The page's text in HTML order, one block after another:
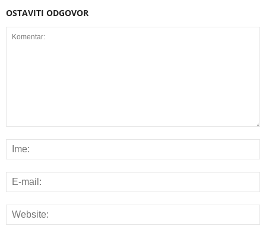
OSTAVITI ODGOVOR